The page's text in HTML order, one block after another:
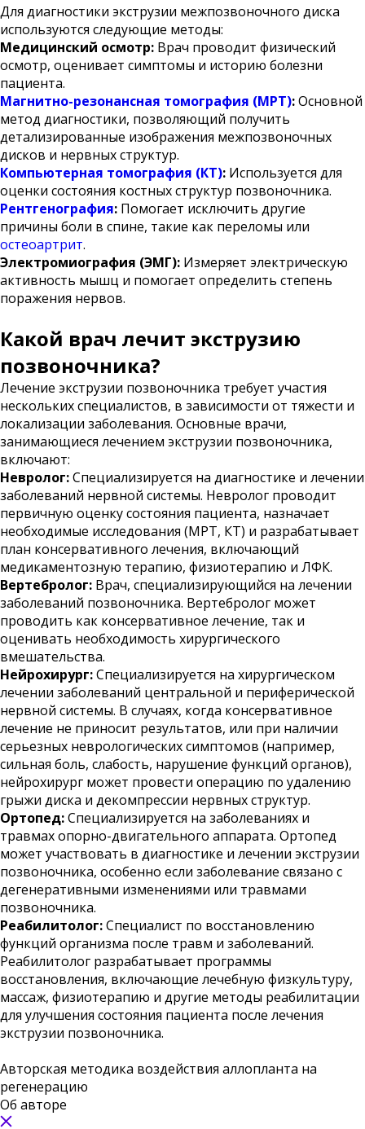
Для диагностики экструзии межпозвоночного диска
используются следующие методы:
Медицинский осмотр: Врач проводит физический
осмотр, оценивает симптомы и историю болезни
пациента.
Магнитно-резонансная томография (МРТ):Основной
метод диагностики, позволяющий получить
детализированные изображения межпозвоночных
дисков и нервных структур.
Компьютерная томография (КТ): Используется для
оценки состояния костных структур позвоночника.
Рентгенография: Помогает исключить другие
причины боли в спине, такие как переломы или
остеоартрит.
Электромиография (ЭМГ): Измеряет электрическую
активность мышц и помогает определить степень
поражения нервов.
Какой врач лечит экструзию
позвоночника?
Лечение экструзии позвоночника требует участия
нескольких специалистов, в зависимости от тяжести и
локализации заболевания. Основные врачи,
занимающиеся лечением экструзии позвоночника,
включают:
Невролог:Специализируется на диагностике и лечении
заболеваний нервной системы. Невролог проводит
первичную оценку состояния пациента, назначает
необходимые исследования (МРТ, КТ) и разрабатывает
план консервативного лечения, включающий
медикаментозную терапию, физиотерапию и ЛФК.
Вертебролог: Врач, специализирующийся на лечении
заболеваний позвоночника. Вертебролог может
проводить как консервативное лечение, так и
оценивать необходимость хирургического
вмешательства.
Нейрохирург:Специализируется на хирургическом
лечении заболеваний центральной и периферической
нервной системы. В случаях, когда консервативное
лечение не приносит результатов, или при наличии
серьезных неврологических симптомов (например,
сильная боль, слабость, нарушение функций органов),
нейрохирург может провести операцию по удалению
грыжи диска и декомпрессии нервных структур.
Ортопед:Специализируется на заболеваниях и
травмах опорно-двигательного аппарата. Ортопед
может участвовать в диагностике и лечении экструзии
позвоночника, особенно если заболевание связано с
дегенеративными изменениями или травмами
позвоночника.
Реабилитолог:Специалист по восстановлению
функций организма после травм и заболеваний.
Реабилитолог разрабатывает программы
восстановления, включающие лечебную физкультуру,
массаж, физиотерапию и другие методы реабилитации
для улучшения состояния пациента после лечения
экструзии позвоночника.
Авторская методика воздействия аллопланта на
регенерацию
Об авторе